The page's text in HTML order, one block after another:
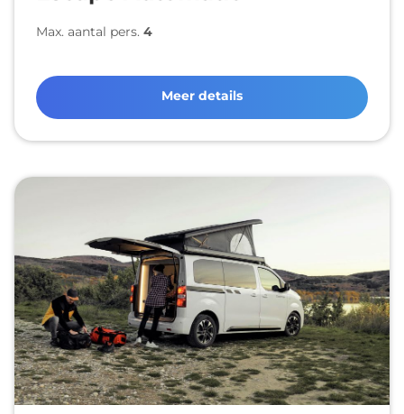
Max. aantal pers. 4
Meer details